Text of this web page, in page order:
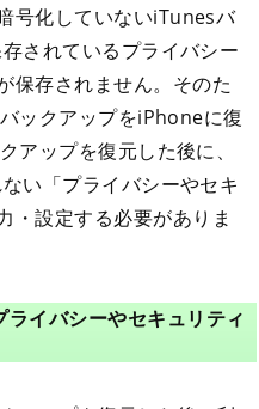
号化していないiTunesバ
されているプライバシー
保存されません。そのた
ックアップをiPhoneに復
アップを復元した後に、
い「プライバシーやセキ
・設定する必要がありま
イバシーやセキュリティ